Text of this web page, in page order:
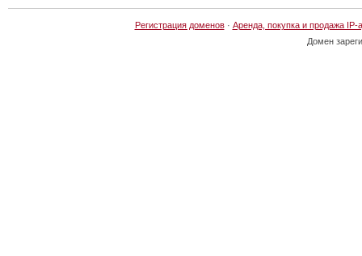
Регистрация доменов· Аренда, покупка и продажа IP-
Домен